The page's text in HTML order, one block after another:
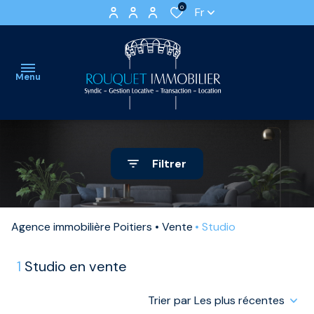
0 Fr
Menu
ventes
APPARTEMENTS
VILLAS
MAISONS
nos
locations
LOCATIONS
MEUBLEES
estimation
Filtrer
Agence immobilière Poitiers Vente Studio
1 Studio en vente
Trier par Les plus récentes